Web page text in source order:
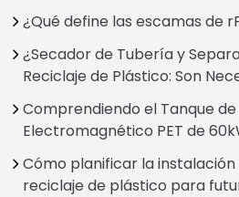
¿Qué define las escamas de
¿Secador de Tubería y
Reciclaje de Plástico: Son
Comprendiendo el Tanque
Electromagnético PET de
Cómo planificar la
reciclaje de plástico para